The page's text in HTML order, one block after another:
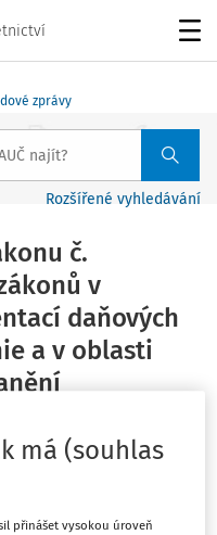
zprávy
Rozšířené vyhledávání
č.
v
daňových
a v oblasti
má (souhlas
přinášet vysokou úroveň